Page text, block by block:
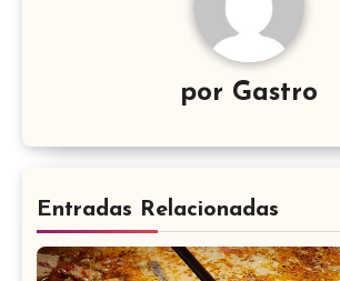
por Gastro
Entradas Relacionadas